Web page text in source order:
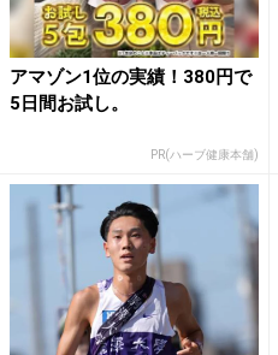
アマゾン1位の実績！380円で
5日間お試し。
PR(ハーブ健康本舗)